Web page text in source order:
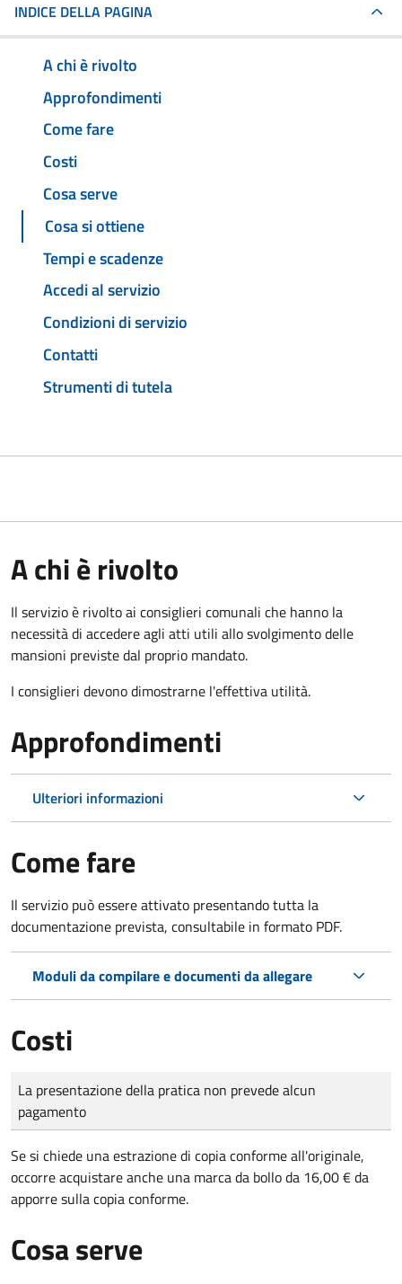
INDICE DELLA PAGINA
A chi è rivolto
Approfondimenti
Come fare
Costi
Cosa serve
Cosa si ottiene
Tempi e scadenze
Accedi al servizio
Condizioni di servizio
Contatti
Strumenti di tutela
A chi è rivolto
Il servizio è rivolto ai consiglieri comunali che hanno la
necessità di accedere agli atti utili allo svolgimento delle
mansioni previste dal proprio mandato.
I consiglieri devono dimostrarne l'effettiva utilità.
Approfondimenti
Ulteriori informazioni
Come fare
Il servizio può essere attivato presentando tutta la
documentazione prevista, consultabile in formato PDF.
Moduli da compilare e documenti da allegare
Costi
Tipo di pagamento
Importo
La presentazione della pratica non prevede alcun
pagamento
Se si chiede una estrazione di copia conforme all'originale,
occorre acquistare anche una marca da bollo da 16,00 € da
apporre sulla copia conforme.
Cosa serve